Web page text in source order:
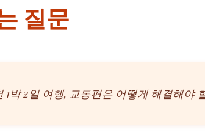
질문
1박 2일 여행, 교통편은 어떻게 해결해야